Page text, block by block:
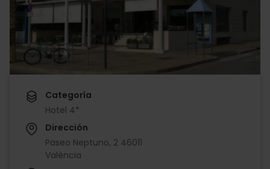
Categoría
Hotel 4*
Dirección
Paseo Neptuno, 2 46011
València